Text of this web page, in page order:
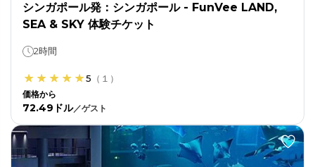
シンガポール発：シンガポール - FunVee LAND,
SEA & SKY 体験チケット
2時間
5 （ １ ）
価格から
72.49ドル／ゲスト